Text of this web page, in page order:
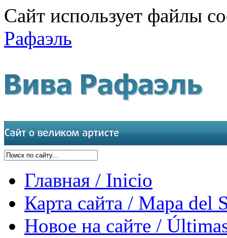
Сайт использует файлы
Рафаэль
Главная / Inicio
Карта сайта / Mapa del
Новое на сайте /